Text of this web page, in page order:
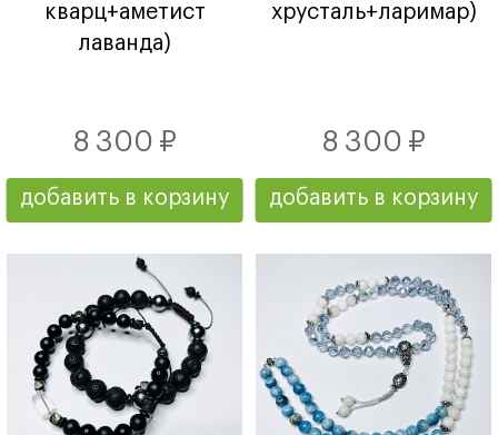
кварц+аметист
лаванда)
8 300 ₽
добавить в корзину
хрусталь+ларимар)
8 300 ₽
добавить в корзину